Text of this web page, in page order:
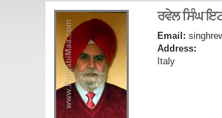
ਰਵੇਲ ਸਿੰਘ
Email:
Address:
Italy